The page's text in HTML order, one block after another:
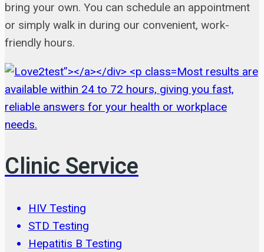
bring your own. You can schedule an appointment
or simply walk in during our convenient, work-
friendly hours.
Most results are
available within 24 to 72 hours, giving you fast,
reliable answers for your health or workplace
needs.
Clinic Service
HIV Testing
STD Testing
Hepatitis B Testing